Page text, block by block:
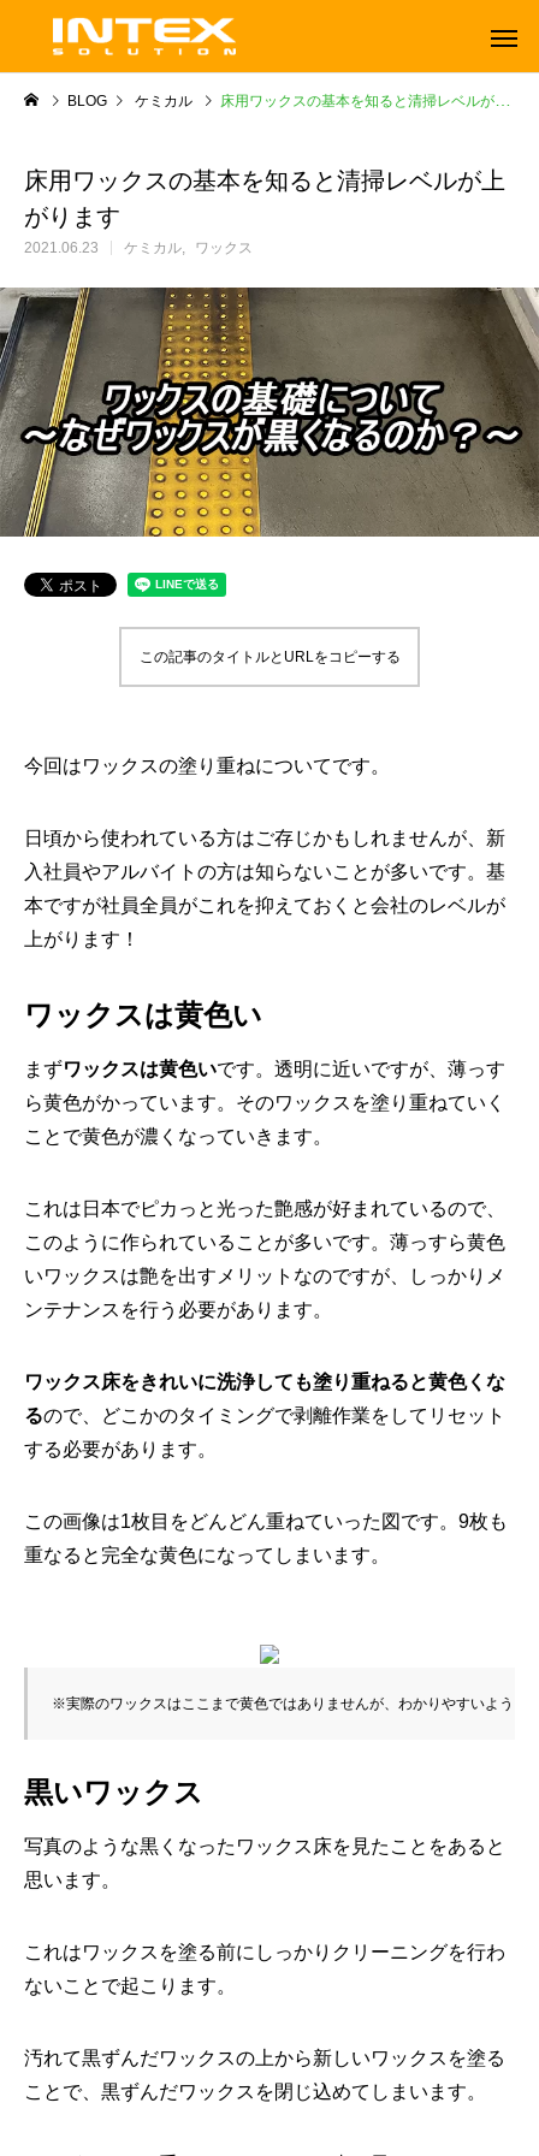
ORBOT
オーボット
TENNANT
テナントフロアマシン
BLOG ケミカル 床用ワックスの基本を知ると清掃レベルが上がります
床用ワックスの基本を知ると清掃レベルが上
がります
2021.06.23 ケミカル ワックス
この記事のタイトルとURLをコピーする
今回はワックスの塗り重ねについてです。
日頃から使われている方はご存じかもしれませんが、 新
入社員やアルバイトの方は知らないことが多いです。 基
本ですが社員全員がこれを抑えておくと会社のレベルが
上がりま す！
ワックスは黄色い
まずワックスは黄色いです。透明に近いですが、 薄っす
ら黄色がかっています。 そのワックスを塗り重ねていく
ことで黄色が濃くなっていきます。
これは日本でピカっと光った艶感が好まれているので、
このように作られていることが多いです。薄っすら黄色
いワックスは艶を出すメリットなのですが、しっかりメ
ンテナンスを行う必要があります。
ワックス床をきれいに洗浄しても塗り重ねると黄色くな
るので、
どこかのタイミングで剥離作業をしてリセット
する必要があります。
この画像は1枚目をどんどん重ねていった図です。 9枚も
重なると完全な黄色になってしまいます。
※実際のワックスはここまで黄色ではありませんが、わかりやすいように
黒いワックス
写真のような黒くなったワックス床を見たことをあると
思います。
これはワックスを塗る前にしっかりクリーニングを行わ
ないことで起こります。
汚れて黒ずんだワックスの上から新しいワックスを塗る
ことで、 黒ずんだワックスを閉じ込めてしまいます。